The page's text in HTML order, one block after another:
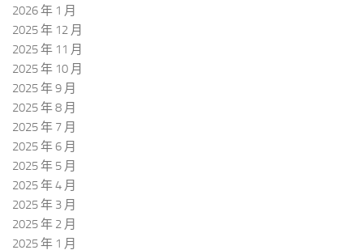
2026 年 1 月
2025 年 12 月
2025 年 11 月
2025 年 10 月
2025 年 9 月
2025 年 8 月
2025 年 7 月
2025 年 6 月
2025 年 5 月
2025 年 4 月
2025 年 3 月
2025 年 2 月
2025 年 1 月